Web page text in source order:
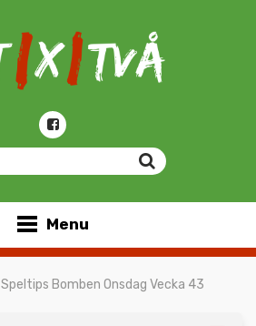
Menu
Speltips Bomben Onsdag Vecka 43